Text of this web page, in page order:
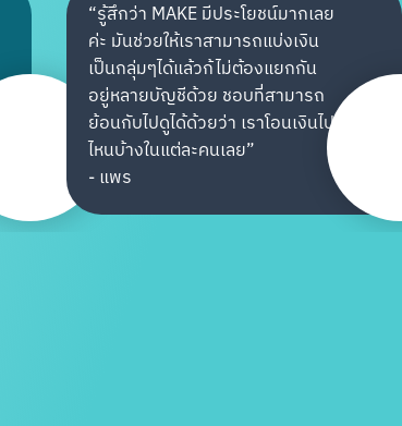
“รู้สึกว่า MAKE มีประโยชน์มากเลย
ค่ะ มันช่วยให้เราสามารถแบ่งเงิน
เป็นกลุ่มๆได้แล้วก้ไม่ต้องแยกกัน
อยู่หลายบัญชีด้วย ชอบที่สามารถ
ย้อนกับไปดูได้ด้วยว่า เราโอนเงินไป
ไหนบ้างในแต่ละคนเลย”
-แพร